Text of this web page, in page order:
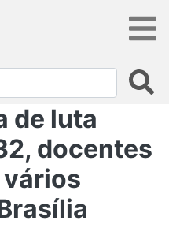
de luta
docentes